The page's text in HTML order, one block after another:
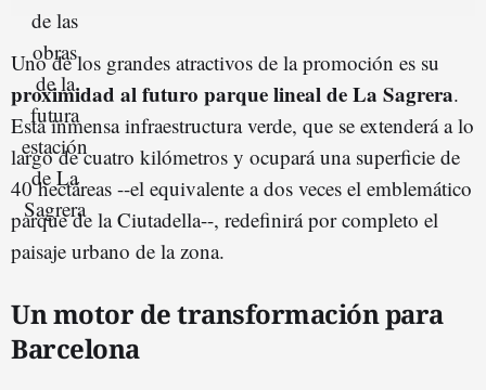
Uno de los grandes atractivos de la promoción es su
proximidad al futuro parque lineal de La Sagrera.
Esta inmensa infraestructura verde, que se extenderá a lo
largo de cuatro kilómetros y ocupará una superficie de
40 hectáreas --el equivalente a dos veces el emblemático
parque de la Ciutadella--, redefinirá por completo el
paisaje urbano de la zona.
Un motor de transformación para
Barcelona